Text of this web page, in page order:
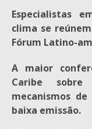
Especialistas
clima se
Fórum Latino-
A maior
Caribe
mecanismos
baixa emissão.